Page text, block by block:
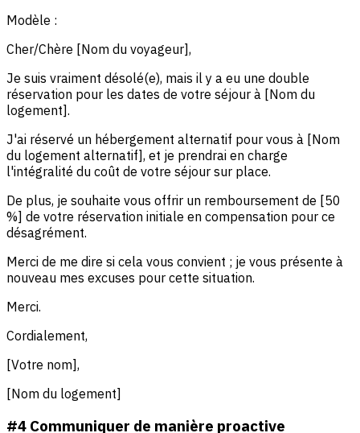
Modèle :
Cher/Chère [Nom du voyageur],
Je suis vraiment désolé(e), mais il y a eu une double
réservation pour les dates de votre séjour à [Nom du
logement].
J'ai réservé un hébergement alternatif pour vous à [Nom
du logement alternatif], et je prendrai en charge
l'intégralité du coût de votre séjour sur place.
De plus, je souhaite vous offrir un remboursement de [50
%] de votre réservation initiale en compensation pour ce
désagrément.
Merci de me dire si cela vous convient ; je vous présente à
nouveau mes excuses pour cette situation.
Merci.
Cordialement,
[Votre nom],
[Nom du logement]
#4 Communiquer de manière proactive